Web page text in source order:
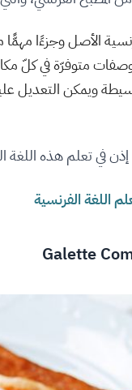
الأصل وجزءًا مهمًّا
متوفرّة في كلّ
ويمكن التعديل
تعلم هذه اللغة
اللغة الفرنسية